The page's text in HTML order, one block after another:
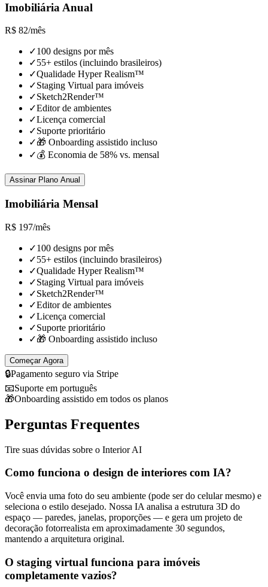
Imobiliária Anual
R$ 82/mês
✓100 designs por mês
✓55+ estilos (incluindo brasileiros)
✓Qualidade Hyper Realism™
✓Staging Virtual para imóveis
✓Sketch2Render™
✓Editor de ambientes
✓Licença comercial
✓Suporte prioritário
✓🎁 Onboarding assistido incluso
✓💰 Economia de 58% vs. mensal
Assinar Plano Anual
Imobiliária Mensal
R$ 197/mês
✓100 designs por mês
✓55+ estilos (incluindo brasileiros)
✓Qualidade Hyper Realism™
✓Staging Virtual para imóveis
✓Sketch2Render™
✓Editor de ambientes
✓Licença comercial
✓Suporte prioritário
✓🎁 Onboarding assistido incluso
Começar Agora
🔒Pagamento seguro via Stripe
📧Suporte em português
🎁Onboarding assistido em todos os planos
Perguntas Frequentes
Tire suas dúvidas sobre o Interior AI
Como funciona o design de interiores com IA?
Você envia uma foto do seu ambiente (pode ser do celular mesmo) e
seleciona o estilo desejado. Nossa IA analisa a estrutura 3D do
espaço — paredes, janelas, proporções — e gera um projeto de
decoração fotorrealista em aproximadamente 30 segundos,
mantendo a arquitetura original.
O staging virtual funciona para imóveis
completamente vazios?